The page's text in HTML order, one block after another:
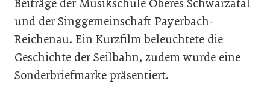
Beiträge der Musikschule Oberes Schwarzatal
und der Singgemeinschaft Payerbach-
Reichenau. Ein Kurzfilm beleuchtete die
Geschichte der Seilbahn, zudem wurde eine
Sonderbriefmarke präsentiert.